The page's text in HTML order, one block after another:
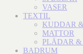
VASER
TEXTIL
KUDDAR
MATTOR
PLÄDAR
BADRUM